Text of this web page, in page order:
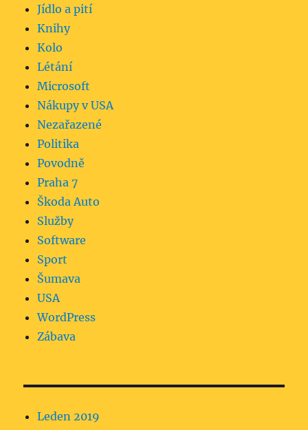
Jídlo a pití
Knihy
Kolo
Létání
Microsoft
Nákupy v USA
Nezařazené
Politika
Povodně
Praha 7
Škoda Auto
Služby
Software
Sport
Šumava
USA
WordPress
Zábava
Leden 2019